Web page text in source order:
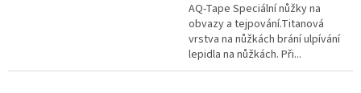
AQ-Tape Speciální nůžky na
obvazy a tejpování.Titanová
vrstva na nůžkách brání ulpívání
lepidla na nůžkách. Při...